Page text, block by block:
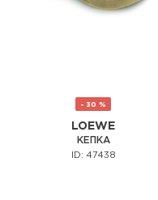
- 30 %
LOEWE
КЕПКА
ID: 47438